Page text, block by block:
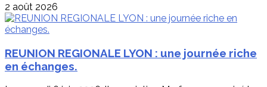
2 août 2026
REUNION REGIONALE LYON : une journée riche
en échanges.